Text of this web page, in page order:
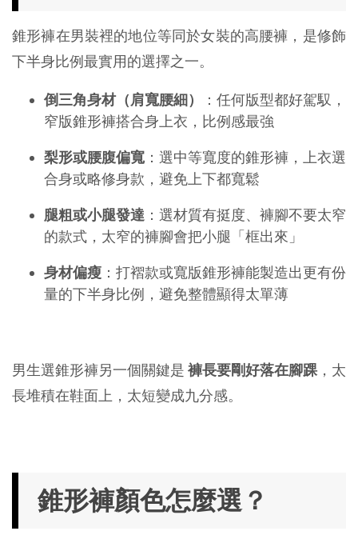
錐形褲在男裝裡的地位等同於女裝的高腰褲，是修飾
下半身比例最實用的選擇之一。
倒三角身材（肩寬腰細）
：任何版型都好駕馭，
窄版錐形褲搭合身上衣，比例感最強
梨形或腰腹偏寬：選中等寬度的錐形褲，上衣選
合身或略修身款，避免上下都寬鬆
腿粗或小腿發達 ：選材質有挺度、褲腳不要太窄
的款式，太窄的褲腳會把小腿「框出來」
身材偏瘦 ：打褶款或寬版錐形褲能製造出更有份
量的下半身比例，避免整體顯得太單薄
男生選錐形褲另一個關鍵是 褲長要剛好落在腳踝 ，太
長堆積在鞋面上，太短變成九分感。
錐形褲顏色怎麼選？